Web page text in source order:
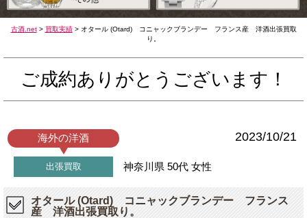
古酒.net> 買取実績> オタール (Otard) コニャックブランデー フランス産 洋酒出張買取
り。
ご成約ありがとうございます！
海外の洋酒 2023/10/21
出張買取 神奈川県 50代 女性
オタール (Otard) コニャックブランデー フランス
産 洋酒出張買取り。